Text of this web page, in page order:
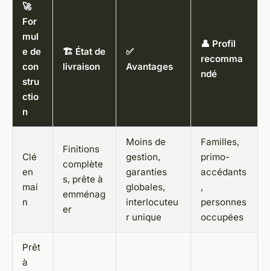
🚀
For
mul
e de
con
stru
ctio
n
🏗️ État de
livraison
✅
Avantages
👤 Profil
recomma
ndé
Clé
en
mai
n
Finitions
complète
s, prête à
emménag
er
Moins de
gestion,
garanties
globales,
interlocuteu
r unique
Familles,
primo-
accédants
,
personnes
occupées
Prêt
à